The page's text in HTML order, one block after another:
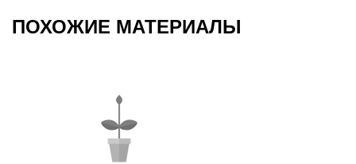
ПОХОЖИЕ МАТЕРИАЛЫ